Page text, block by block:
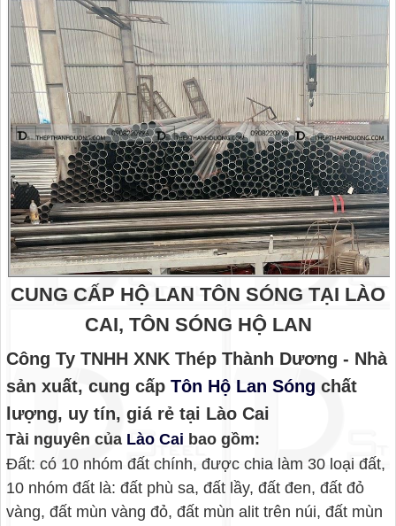
CUNG CẤP HỘ LAN TÔN SÓNG TẠI LÀO
CAI, TÔN SÓNG HỘ LAN
Công Ty TNHH XNK Thép Thành Dương - Nhà
sản xuất, cung cấpTôn Hộ Lan Sóngchất
lượng, uy tín, giá rẻ tại Lào Cai
Tài nguyên của Lào Cai bao gồm:
Đất: có 10 nhóm đất chính, được chia làm 30 loại đất,
10 nhóm đất là: đất phù sa, đất lầy, đất đen, đất đỏ
vàng, đất mùn vàng đỏ, đất mùn alit trên núi, đất mùn